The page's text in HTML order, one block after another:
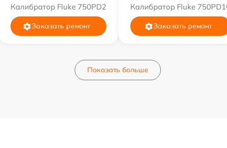
Калибратор Fluke 750PD2
Заказать ремонт
Калибратор Fluke
Заказать ремонт
Показать больше